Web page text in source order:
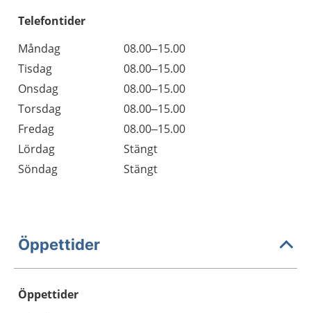
Telefontider
Måndag
08.00–15.00
Tisdag
08.00–15.00
Onsdag
08.00–15.00
Torsdag
08.00–15.00
Fredag
08.00–15.00
Lördag
Stängt
Söndag
Stängt
Öppettider
Öppettider